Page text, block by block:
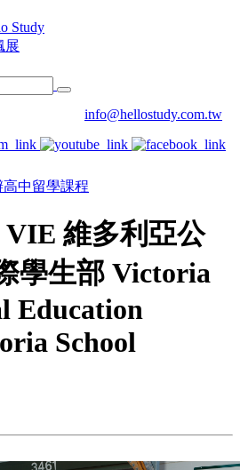
Study
展
info@hellostudy.com.tw
高中留學課程
VIE 維多利亞公
學生部 Victoria
Education
School